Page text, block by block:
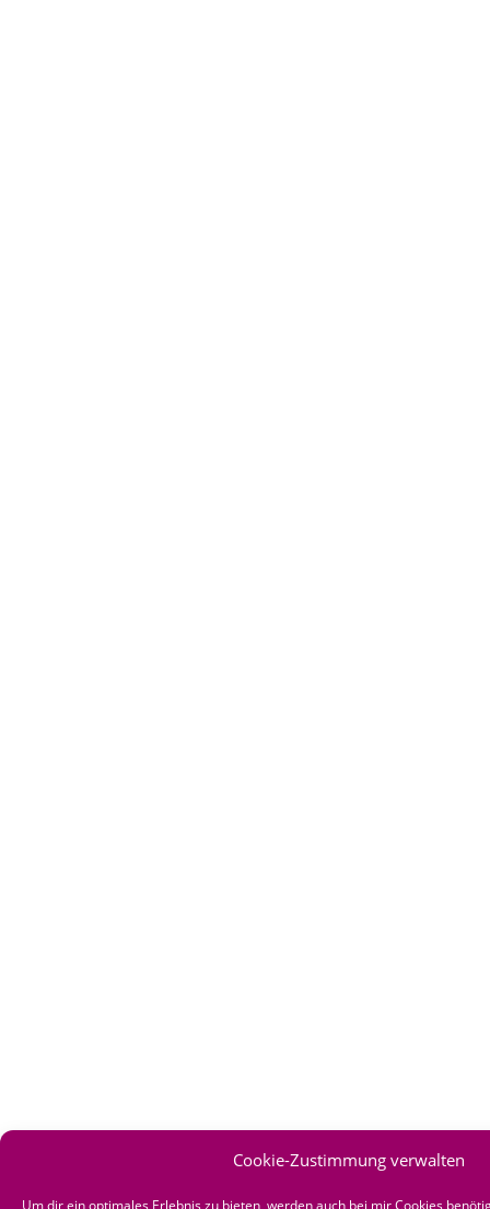
Cookie-Zustimmung verwalten
Um dir ein optimales Erlebnis zu bieten, werden auch bei mir Cookies